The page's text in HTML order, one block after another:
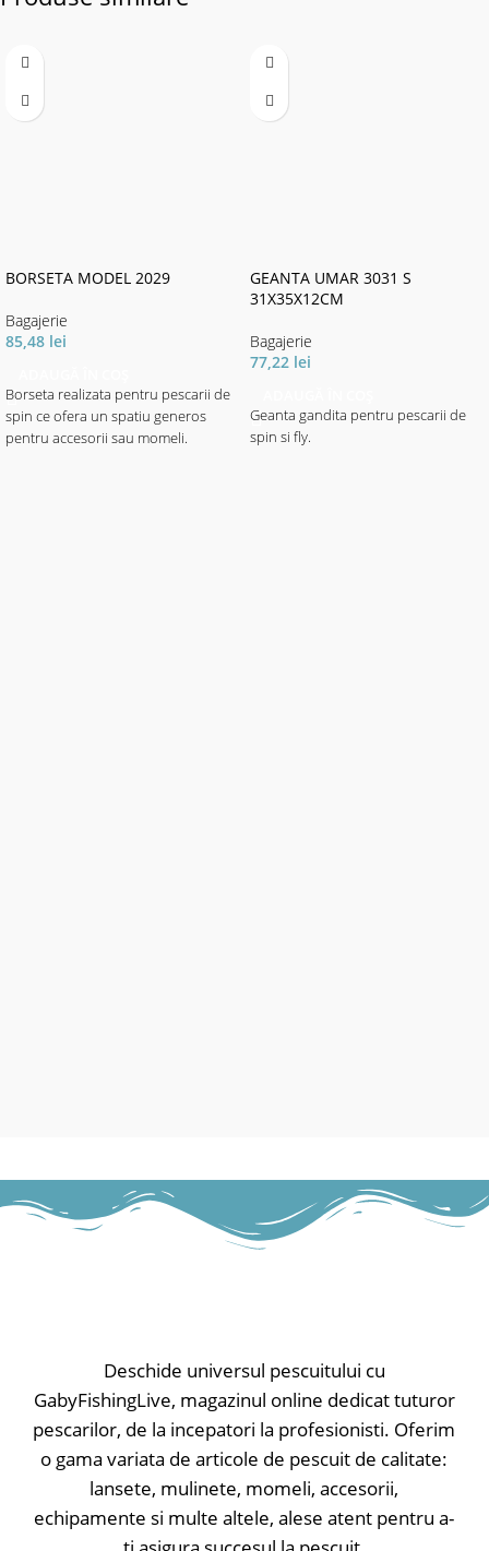
BORSETA MODEL 2029
Bagajerie
85,48 lei
Borseta realizata pentru pescarii de
spin ce ofera un spatiu generos
pentru accesorii sau momeli.
GEANTA UMAR 3031 S
31X35X12CM
Bagajerie
77,22 lei
Geanta gandita pentru pescarii de
spin si fly.
Deschide universul pescuitului cu
GabyFishingLive, magazinul online dedicat tuturor
pescarilor, de la incepatori la profesionisti. Oferim
o gama variata de articole de pescuit de calitate:
lansete, mulinete, momeli, accesorii,
echipamente si multe altele, alese atent pentru a-